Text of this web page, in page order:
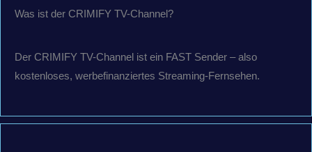
Was ist der CRIMIFY TV-Channel?
Der CRIMIFY TV-Channel ist ein FAST Sender – also
kostenloses, werbefinanziertes Streaming-Fernsehen.